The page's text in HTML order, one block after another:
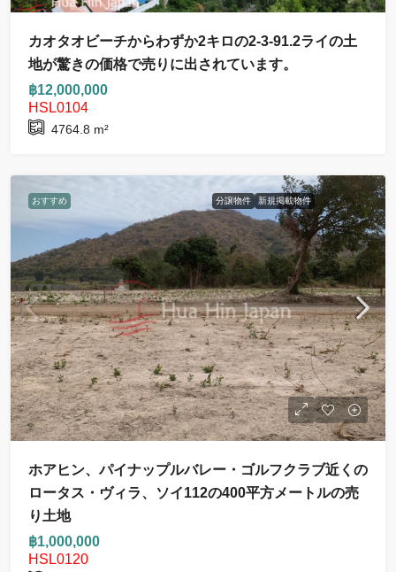
カオタオビーチからわずか2キロの2-3-91.2ライの土
地が驚きの価格で売りに出されています。
฿12,000,000
HSL0104
4764.8 m²
おすすめ 分譲物件 新規掲載物件
ホアヒン、パイナップルバレー・ゴルフクラブ近くの
ロータス・ヴィラ、ソイ112の400平方メートルの売
り土地
฿1,000,000
HSL0120